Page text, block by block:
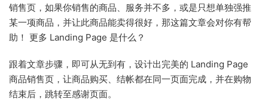
销售页，如果你销售的商品、服务并不多，或是只想单独强推
某一项商品，并让此商品能卖得很好，那这篇文章会对你有帮
助！ 更多 Landing Page 是什么？
跟着文章步骤，即可从无到有，设计出完美的 Landing Page
商品销售页，让商品购买、结帐都在同一页面完成，并在购物
结束后，跳转至感谢页面。